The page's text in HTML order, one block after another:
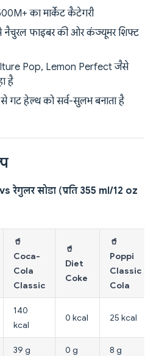
का मार्केट कैटेगरी
नैचुरल फाइबर की ओर कंज्यूमर शिफ्ट
Pop, Lemon Perfect जैसे
है
से गट हेल्थ को सर्व-सुलभ बनाता है
सोडा (प्रति 355 ml/12 oz
🥤
Coca-
Cola
Classic
🥤
Diet
Coke
🥤
Poppi
Classic
Cola
140
kcal
0 kcal 25 kcal
39 g 0 g 8 g